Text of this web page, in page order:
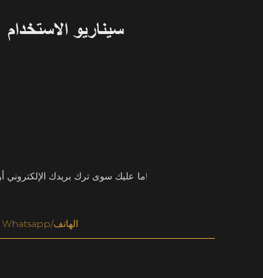
سيناريو الاستخدام
ما عليك سوى ترك بريدك الإلكتروني أو رقم هاتفك في نموذج الاتصال حتى نتمكن من إرسال عرض أسعار مجاني لمجموعة واسعة من التصميمات!
Whatsapp/الهاتف